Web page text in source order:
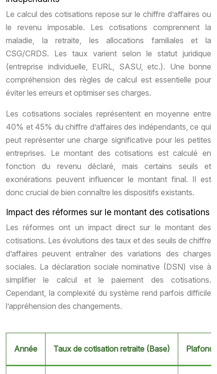
Le calcul des cotisations repose sur le chiffre d’affaires ou
le revenu imposable. Les cotisations comprennent la
maladie, la retraite, les allocations familiales et la
CSG/CRDS. Les taux varient selon le statut juridique
(entreprise individuelle, EURL, SASU, etc.). Une bonne
compréhension des règles de calcul est essentielle pour
éviter les erreurs et optimiser ses charges.
Les cotisations sociales représentent en moyenne entre
40% et 45% du chiffre d’affaires des indépendants, ce qui
peut représenter une charge significative pour les petites
entreprises. Le montant des cotisations est calculé en
fonction du revenu déclaré, mais certains seuils et
exonérations peuvent influencer le montant final. Il est
donc crucial de bien connaître les dispositifs existants.
Impact des réformes sur le montant des cotisations
Les réformes ont un impact direct sur le montant des
cotisations. Les évolutions des taux et des seuils de chiffre
d’affaires peuvent entraîner des variations des charges
sociales. La déclaration sociale nominative (DSN) vise à
simplifier le calcul et le paiement des cotisations.
Cependant, la complexité du système rend parfois difficile
l’appréhension des changements.
Année Taux de cotisation retraite (Base) Plafond